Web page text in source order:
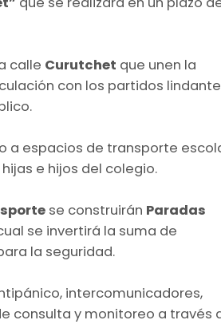
calle Curutchet que unen la
con los partidos
a espacios de transporte
e hijos del colegio.
se construirán Paradas
se invertirá la suma de
la seguridad.
intercomunicadores,
consulta y monitoreo a través